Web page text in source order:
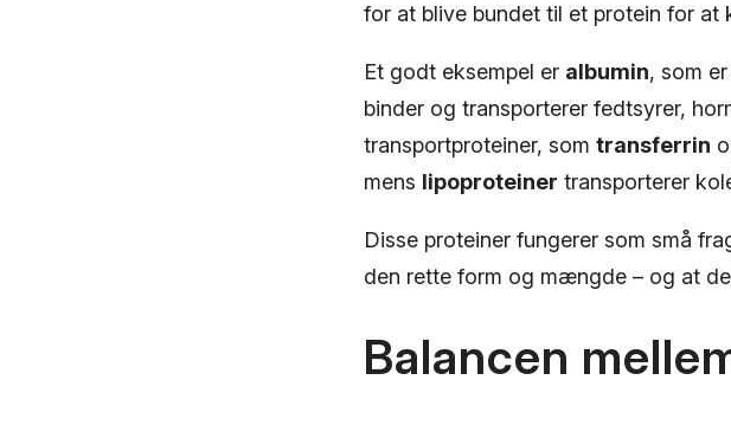
for at blive bundet til et protein for at
Et godt eksempel er albumin, som
binder og transporterer fedtsyrer,
transportproteiner, som transferrin
mens lipoproteiner transporterer
Disse proteiner fungerer som små
den rette form og mængde – og at
Balancen